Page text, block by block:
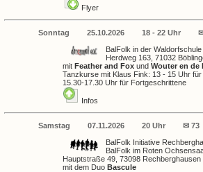
Flyer
Sonntag 25.10.2026 18 - 22 Uhr
BalFolk in der Waldorfschule
Herdweg 163, 71032
mit Feather and Foxund Wouter en de
Tanzkurse mit Klaus Fink: 13 - 15 Uhr für
15.30-17.30 Uhr für Fortgeschrittene
Infos
Samstag 07.11.2026 20 Uhr
✉ 73
BalFolk Initiative
BalFolk im Roten
Hauptstraße 49, 73098 Rechberghausen
mit dem Duo Bascule